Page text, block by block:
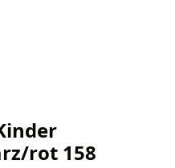
rot 158